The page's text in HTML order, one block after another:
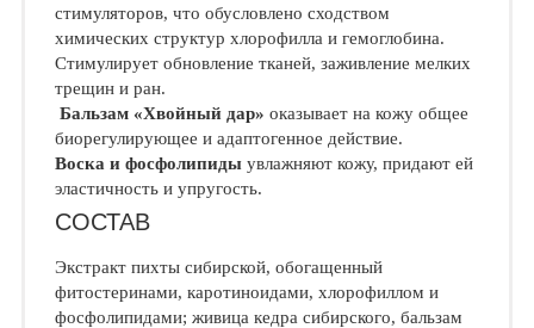
стимуляторов, что обусловлено сходством
химических структур хлорофилла и гемоглобина.
Стимулирует обновление тканей, заживление мелких
трещин и ран.
Бальзам «Хвойный дар» оказывает на кожу общее
биорегулирующее и адаптогенное действие.
Воска и фосфолипидыувлажняют кожу, придают ей
эластичность и упругость.
СОСТАВ
Экстракт пихты сибирской, обогащенный
фитостеринами, каротиноидами, хлорофиллом и
фосфолипидами; живица кедра сибирского, бальзам